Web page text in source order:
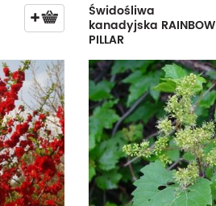
Świdośliwa
kanadyjska RAINBOW
PILLAR